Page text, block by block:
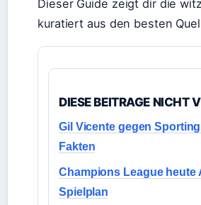
Dieser Guide zeigt dir die
kuratiert aus den besten
DIESE BEITRAGE NICHT
Gil Vicente gegen
Fakten
Champions League heute
Spielplan